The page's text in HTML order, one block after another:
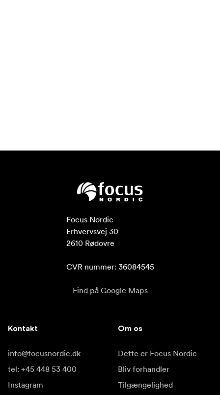
Focus Nordic
Erhvervsvej 30
2610 Rødovre
CVR nummer: 36084545
Find på Google Maps
Kontakt
info@focusnordic.dk
tel: +45 448 53 400
Instagram
Om os
Dette er Focus Nordic
Bliv forhandler
Tilgængelighed